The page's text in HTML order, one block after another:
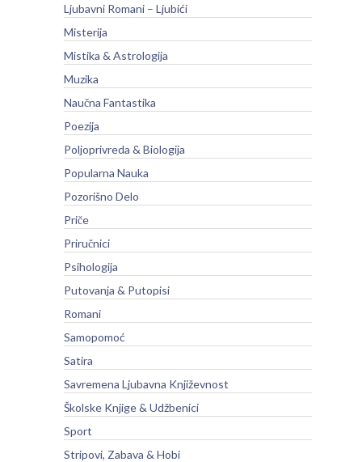
Ljubavni Romani – Ljubići
Misterija
Mistika & Astrologija
Muzika
Naučna Fantastika
Poezija
Poljoprivreda & Biologija
Popularna Nauka
Pozorišno Delo
Priče
Priručnici
Psihologija
Putovanja & Putopisi
Romani
Samopomoć
Satira
Savremena Ljubavna Književnost
Školske Knjige & Udžbenici
Sport
Stripovi, Zabava & Hobi